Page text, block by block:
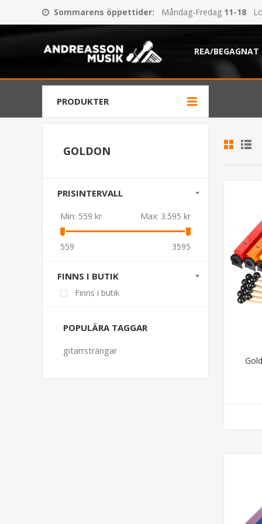
Sommarens öppettider: Måndag-Fredag 11-18
REA/BEGAGNAT
PRODUKTER
GOLDON
PRISINTERVALL
Min: 559 kr Max: 3.595 kr
559 3595
FINNS I BUTIK
Finns i butik
POPULÄRA TAGGAR
gitarrsträngar